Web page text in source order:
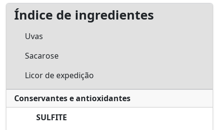
Índice de ingredientes
Uvas
Sacarose
Licor de expedição
Conservantes e antioxidantes
SULFITE